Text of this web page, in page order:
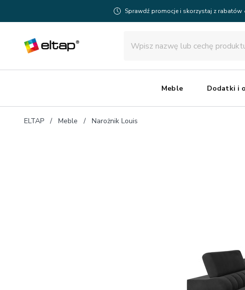
Sprawdź promocje i skorzystaj z rabatów
Meble Dodatki i
ELTAP Meble Narożnik Louis